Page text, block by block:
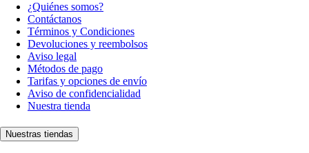
¿Quiénes somos?
Contáctanos
Términos y Condiciones
Devoluciones y reembolsos
Aviso legal
Métodos de pago
Tarifas y opciones de envío
Aviso de confidencialidad
Nuestra tienda
Nuestras tiendas